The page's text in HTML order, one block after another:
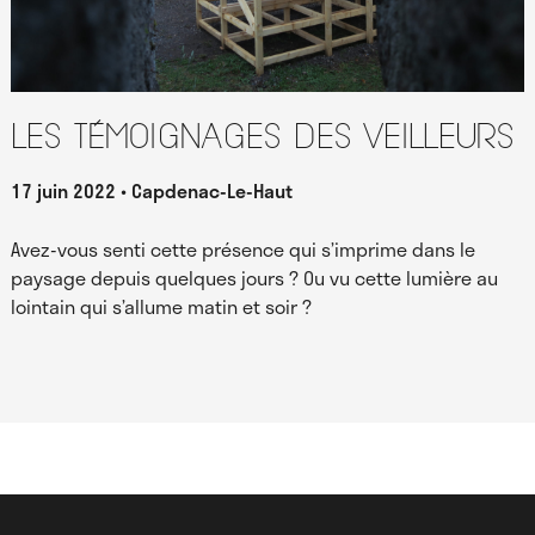
Les témoignages des Veilleurs
17 juin 2022 Capdenac-Le-Haut
Avez-vous senti cette présence qui s’imprime dans le
paysage depuis quelques jours ? Ou vu cette lumière au
lointain qui s’allume matin et soir ?